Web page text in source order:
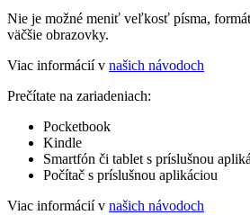
Nie je možné meniť veľkosť písma,
väčšie obrazovky.
Viac informácií v našich návodoch
Prečítate na zariadeniach:
Pocketbook
Kindle
Smartfón či tablet s príslušnou
Počítač s príslušnou aplikáciou
Viac informácií v našich návodoch